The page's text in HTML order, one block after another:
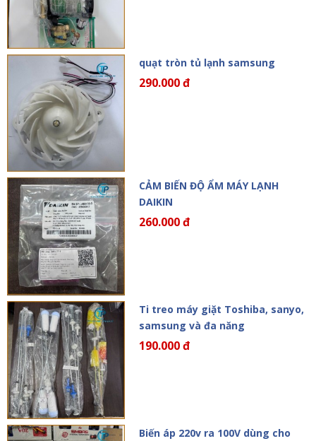
quạt tròn tủ lạnh samsung
290.000 đ
CẢM BIẾN ĐỘ ẨM MÁY LẠNH
DAIKIN
260.000 đ
Ti treo máy giặt Toshiba, sanyo,
samsung và đa năng
190.000 đ
Biến áp 220v ra 100V dùng cho